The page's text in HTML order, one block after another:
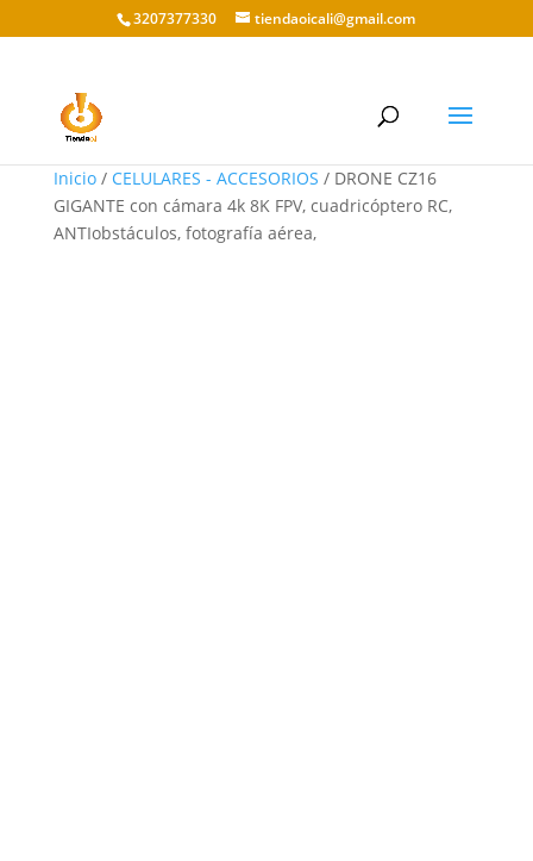
3207377330 tiendaoicali@gmail.com
Inicio/ CELULARES - ACCESORIOS / DRONE CZ16
GIGANTE con cámara 4k 8K FPV, cuadricóptero RC,
ANTIobstáculos, fotografía aérea,